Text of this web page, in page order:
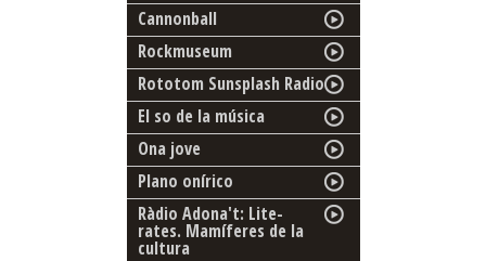
Cannonball
Rockmuseum
Rototom Sunsplash Radio
El so de la música
Ona jove
Plano onírico
Ràdio Adona't: Lite-
rates. Mamíferes de la
cultura